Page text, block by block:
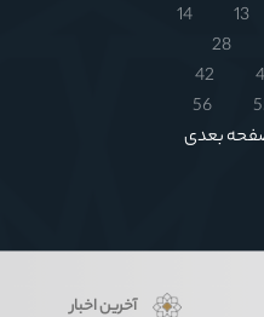
13
14
28
42
56
بعدی
آخرین اخبار